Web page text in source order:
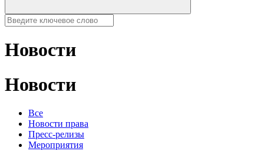
Новости
Новости
Все
Новости права
Пресс-релизы
Мероприятия